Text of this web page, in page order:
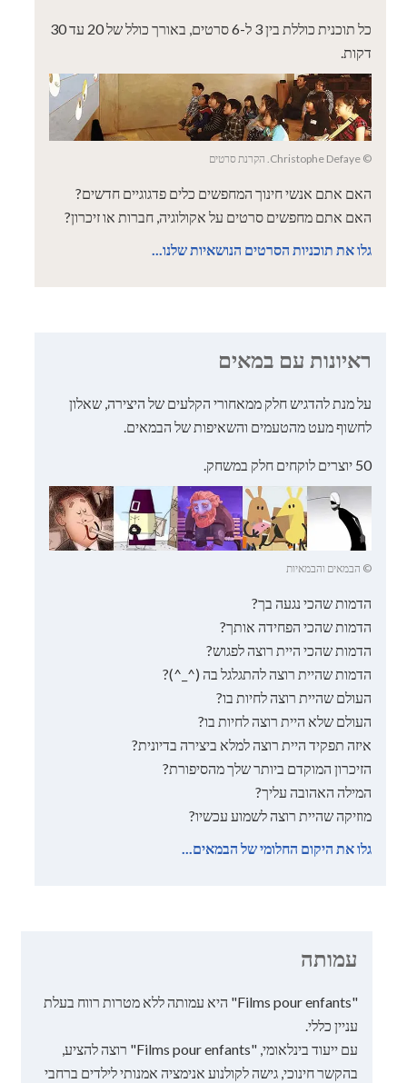
כל תוכנית כוללת בין 3 ל-6 סרטים, באורך כולל של 20 עד 30
דקות.
© Christophe Defaye. הקרנת סרטים
האם אתם אנשי חינוך המחפשים כלים פדגוגיים חדשים?
האם אתם מחפשים סרטים על אקולוגיה, חברות או זיכרון?
גלו את תוכניות הסרטים הנושאיות שלנו...
ראיונות עם במאים
על מנת להדגיש חלק ממאחורי הקלעים של היצירה, שאלון
לחשוף מעט מהטעמים והשאיפות של הבמאים.
50 יוצרים לוקחים חלק במשחק.
© הבמאים והבמאיות
הדמות שהכי נגעה בך?
הדמות שהכי הפחידה אותך?
הדמות שהכי היית רוצה לפגוש?
הדמות שהיית רוצה להתגלגל בה (^_^)?
העולם שהיית רוצה לחיות בו?
העולם שלא היית רוצה לחיות בו?
איזה תפקיד היית רוצה למלא ביצירה בדיונית?
הזיכרון המוקדם ביותר שלך מהסיפורת?
המילה האהובה עליך?
מוזיקה שהיית רוצה לשמוע עכשיו?
גלו את היקום החלומי של הבמאים...
עמותה
"Films pour enfants" היא עמותה ללא מטרות רווח בעלת
עניין כללי.
עם ייעוד בינלאומי, "Films pour enfants" רוצה להציע,
בהקשר חינוכי, גישה לקולנוע אנימציה אמנותי לילדים ברחבי